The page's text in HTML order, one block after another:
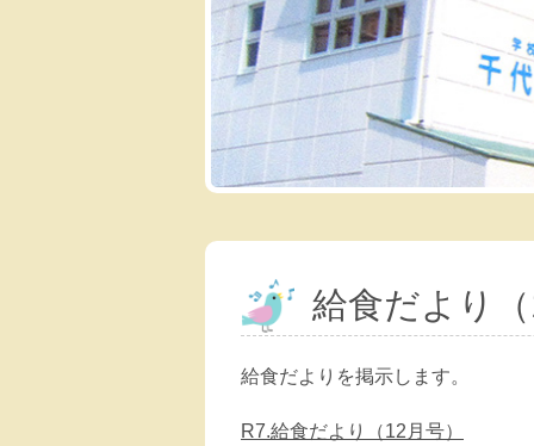
給食だより
給食だよりを掲示します。
R7.給食だより（12月号）